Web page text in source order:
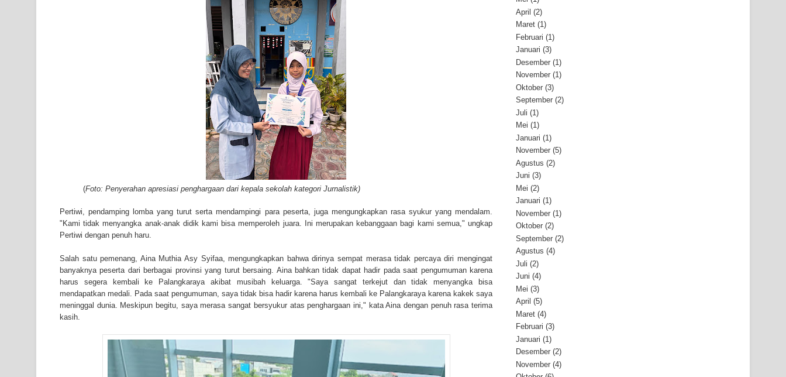
(Foto: Penyerahan apresiasi penghargaan dari kepala sekolah kategori Jurnalistik)
Pertiwi, pendamping lomba yang turut serta mendampingi para peserta, juga mengungkapkan rasa syukur yang mendalam.
"Kami tidak menyangka anak-anak didik kami bisa memperoleh juara. Ini merupakan kebanggaan bagi kami semua," ungkap
Pertiwi dengan penuh haru.
Salah satu pemenang, Aina Muthia Asy Syifaa, mengungkapkan bahwa dirinya sempat merasa tidak percaya diri mengingat
banyaknya peserta dari berbagai provinsi yang turut bersaing. Aina bahkan tidak dapat hadir pada saat pengumuman karena
harus segera kembali ke Palangkaraya akibat musibah keluarga. "Saya sangat terkejut dan tidak menyangka bisa
mendapatkan medali. Pada saat pengumuman, saya tidak bisa hadir karena harus kembali ke Palangkaraya karena kakek saya
meninggal dunia. Meskipun begitu, saya merasa sangat bersyukur atas penghargaan ini," kata Aina dengan penuh rasa terima
kasih.
April (2)
Maret (1)
Februari (1)
Januari (3)
Desember (1)
November (1)
Oktober (3)
September (2)
Juli (1)
Mei (1)
Januari (1)
November (5)
Agustus (2)
Juni (3)
Mei (2)
Januari (1)
November (1)
Oktober (2)
September (2)
Agustus (4)
Juli (2)
Juni (4)
Mei (3)
April (5)
Maret (4)
Februari (3)
Januari (1)
Desember (2)
November (4)